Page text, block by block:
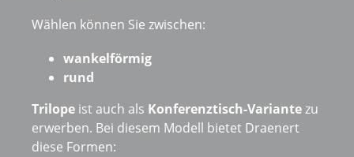
Wählen können Sie zwischen:
wankelförmig
rund
Trilope ist auch als Konferenztisch-Variantezu
erwerben. Bei diesem Modell bietet Draenert
diese Formen: